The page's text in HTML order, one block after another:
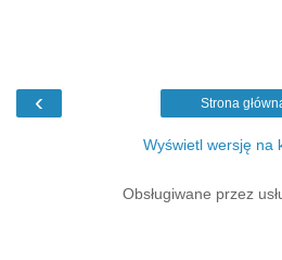
‹ Strona
Wyświetl wersję na
Obsługiwane przez